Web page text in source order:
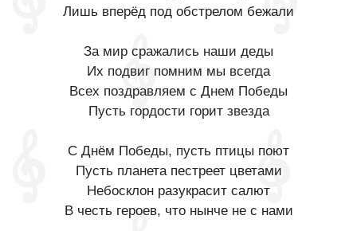
Лишь вперёд под обстрелом бежали
За мир сражались наши деды
Их подвиг помним мы всегда
Всех поздравляем с Днем Победы
Пусть гордости горит звезда
С Днём Победы, пусть птицы поют
Пусть планета пестреет цветами
Небосклон разукрасит салют
В честь героев, что нынче не с нами